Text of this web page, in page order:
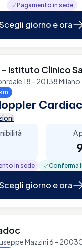
Pagamento in sede
Scegli giorno e ora
- Istituto Clinico
18 - 20138 Milano
km
A
in sede Conferma
Scegli giorno e ora
Mazzini 6 -